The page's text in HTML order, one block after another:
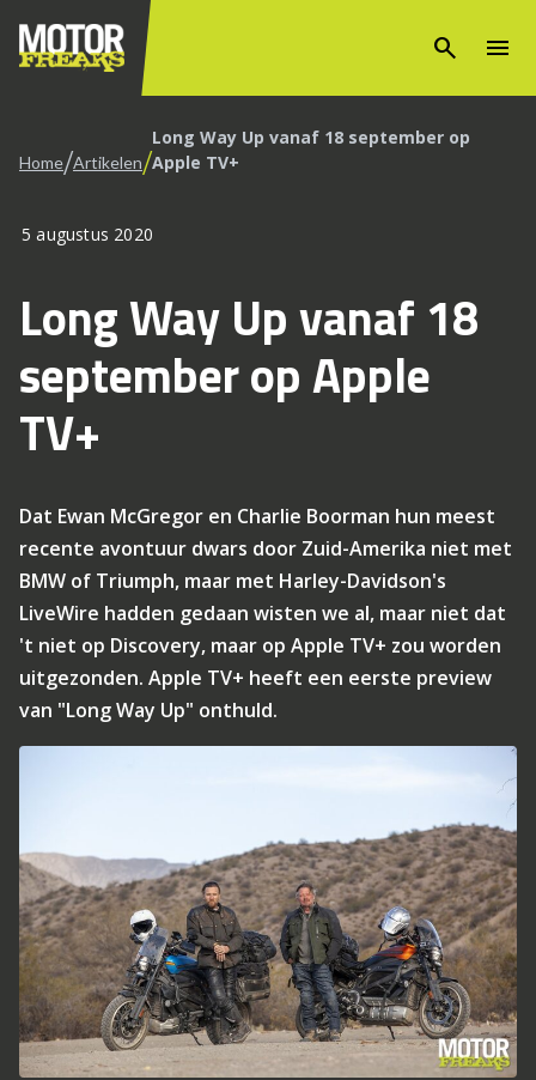
search menu
Home/Artikelen/Long Way Up vanaf 18 september op
Apple TV+
5 augustus 2020
Long Way Up vanaf 18
september op Apple
TV+
Dat Ewan McGregor en Charlie Boorman hun meest
recente avontuur dwars door Zuid-Amerika niet met
BMW of Triumph, maar met Harley-Davidson's
LiveWire hadden gedaan wisten we al, maar niet dat
't niet op Discovery, maar op Apple TV+ zou worden
uitgezonden. Apple TV+ heeft een eerste preview
van "Long Way Up" onthuld.